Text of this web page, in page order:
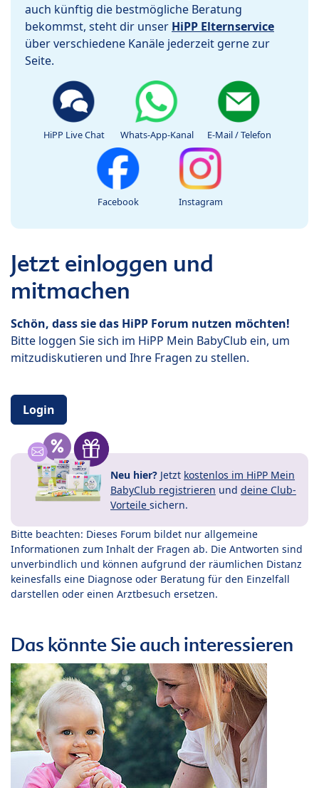
auch künftig die bestmögliche Beratung
bekommst, steht dir unser HiPP Elternservice
über verschiedene Kanäle jederzeit gerne zur
Seite.
HiPP Live Chat Whats-App-Kanal E-Mail / Telefon
Facebook Instagram
Jetzt einloggen und
mitmachen
Schön, dass sie das HiPP Forum nutzen möchten!
Bitte loggen Sie sich im HiPP Mein BabyClub ein, um
mitzudiskutieren und Ihre Fragen zu stellen.
Login
Neu hier? Jetzt kostenlos im HiPP Mein
BabyClub registrieren und deine Club-
Vorteile sichern.
Bitte beachten: Dieses Forum bildet nur allgemeine
Informationen zum Inhalt der Fragen ab. Die Antworten sind
unverbindlich und können aufgrund der räumlichen Distanz
keinesfalls eine Diagnose oder Beratung für den Einzelfall
darstellen oder einen Arztbesuch ersetzen.
Das könnte Sie auch interessieren